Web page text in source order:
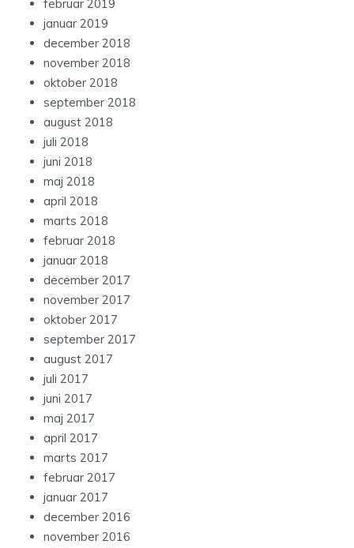
februar 2019
januar 2019
december 2018
november 2018
oktober 2018
september 2018
august 2018
juli 2018
juni 2018
maj 2018
april 2018
marts 2018
februar 2018
januar 2018
december 2017
november 2017
oktober 2017
september 2017
august 2017
juli 2017
juni 2017
maj 2017
april 2017
marts 2017
februar 2017
januar 2017
december 2016
november 2016